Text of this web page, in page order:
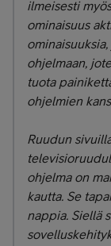
ilmeisesti
ominaisuus
ohjelmaan,
tuota
ohjelmien
Ruudun
t
ohjelma on
kautta. Se
nappia. Siellä